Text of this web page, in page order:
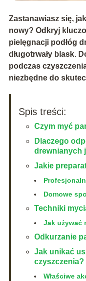
Zastanawiasz się,
nowy? Odkryj
pielęgnacji podłóg
długotrwały blask.
podczas
niezbędne do
Spis treści:
Czym myć
Dlaczego
drewnianych
Jakie
Domowe
Techniki
Jak używać
Odkurzanie
Jak unikać
czyszczenia?
Właściwe